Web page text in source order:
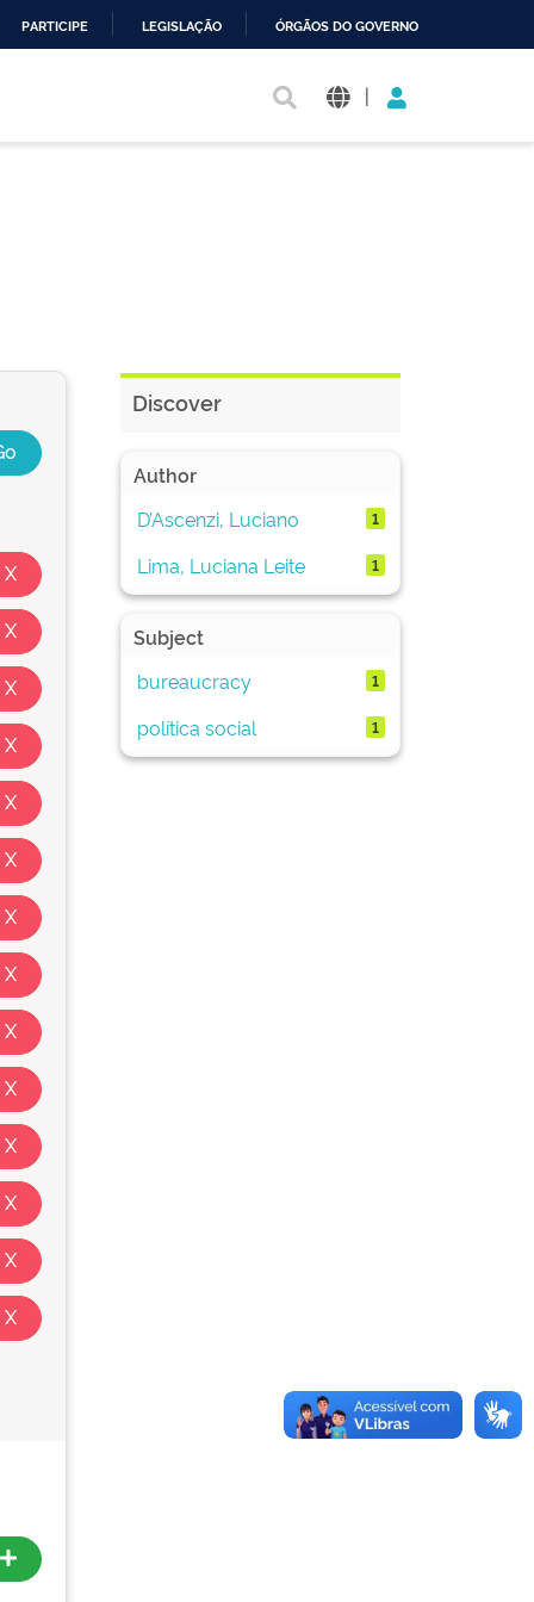
PARTICIPE LEGISLAÇÃO ÓRGÃOS DO GOVERNO
|
Discover
Author
D’Ascenzi, Luciano
1
Lima, Luciana Leite 1
Subject
bureaucracy
1
política social 1